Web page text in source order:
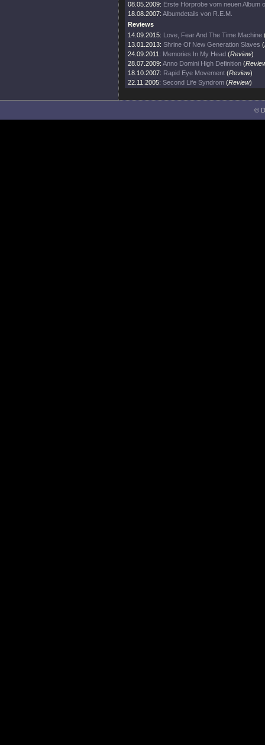
08.05.2009: Erste Hörprobe vom neuen Album
18.08.2007: Albumdetails von R.E.M.
Reviews
14.09.2015: Love, Fear And The Time Machine
13.01.2013: Shrine Of New Generation Slaves (
24.09.2011: Memories In My Head (Review)
28.07.2009: Anno Domini High Definition (
18.10.2007: Rapid Eye Movement (Review)
22.11.2005: Second Life Syndrom (Review)
©